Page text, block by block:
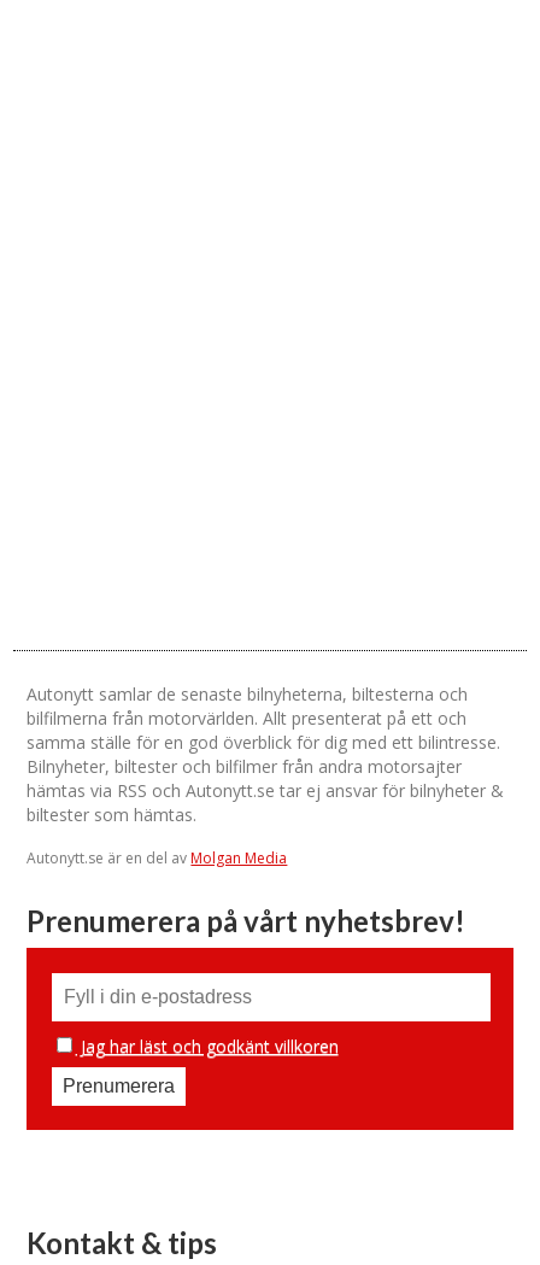
Autonytt samlar de senaste bilnyheterna, biltesterna och
bilfilmerna från motorvärlden. Allt presenterat på ett och
samma ställe för en god överblick för dig med ett bilintresse.
Bilnyheter, biltester och bilfilmer från andra motorsajter
hämtas via RSS och Autonytt.se tar ej ansvar för bilnyheter &
biltester som hämtas.
Autonytt.se är en del avMolgan Media
Prenumerera på vårt nyhetsbrev!
Jag har läst och godkänt villkoren
Kontakt & tips